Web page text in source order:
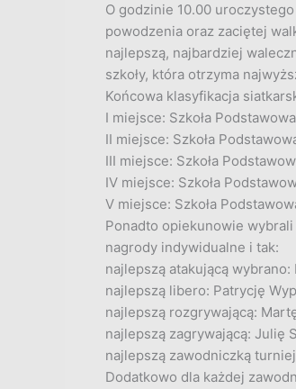
O godzinie 10.00
powodzenia oraz zaciętej
najlepszą, najbardziej
szkoły, która otrzyma
Końcowa klasyfikacja
I miejsce: Szkoła
II miejsce: Szkoła
III miejsce: Szkoła
IV miejsce: Szkoła
V miejsce: Szkoła
Ponadto opiekunowie
nagrody indywidualne i tak:
najlepszą atakującą wybrano:
najlepszą libero: Patrycję
najlepszą rozgrywającą:
najlepszą zagrywającą: Julię
najlepszą zawodniczką
Dodatkowo dla każdej